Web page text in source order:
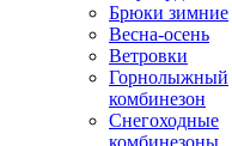
Брюки зимние
Весна-осень
Ветровки
Горнолыжный
комбинезон
Снегоходные
комбинезоны